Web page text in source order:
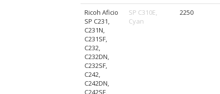
Ricoh Aficio
SP C231,
C231N,
C231SF,
C232,
C232DN,
C232SF,
C242,
C242DN,
C242SF,
SP C310E,
Cyan
2250